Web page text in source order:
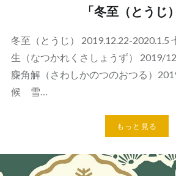
「冬至（とうじ
冬至（とうじ） 2019.12.22-
生（なつかれくさしょうず） 2019/
麋角解（さわしかのつのおつる）
候 雪…
もっと見る